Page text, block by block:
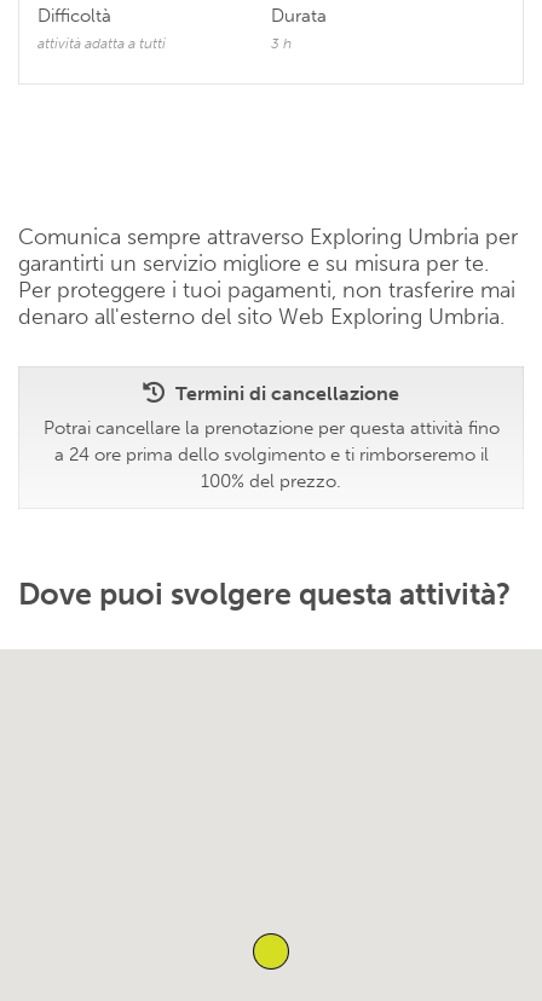
Difficoltà
attività adatta a tutti
Durata
3 h
Comunica sempre attraverso Exploring Umbria per
garantirti un servizio migliore e su misura per te.
Per proteggere i tuoi pagamenti, non trasferire mai
denaro all'esterno del sito Web Exploring Umbria.
Termini di cancellazione
Potrai cancellare la prenotazione per questa attività fino
a 24 ore prima dello svolgimento e ti rimborseremo il
100% del prezzo.
Dove puoi svolgere questa attività?